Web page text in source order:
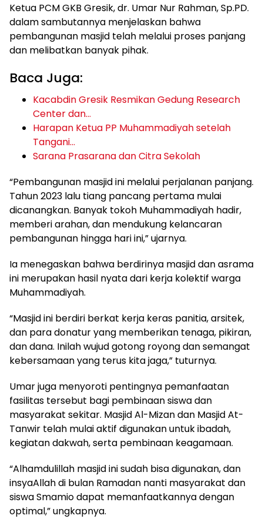
Ketua PCM GKB Gresik, dr. Umar Nur Rahman, Sp.PD.
dalam sambutannya menjelaskan bahwa
pembangunan masjid telah melalui proses panjang
dan melibatkan banyak pihak.
Baca Juga:
Kacabdin Gresik Resmikan Gedung Research
Center dan…
Harapan Ketua PP Muhammadiyah setelah
Tangani…
Sarana Prasarana dan Citra Sekolah
“Pembangunan masjid ini melalui perjalanan panjang.
Tahun 2023 lalu tiang pancang pertama mulai
dicanangkan. Banyak tokoh Muhammadiyah hadir,
memberi arahan, dan mendukung kelancaran
pembangunan hingga hari ini,” ujarnya.
Ia menegaskan bahwa berdirinya masjid dan asrama
ini merupakan hasil nyata dari kerja kolektif warga
Muhammadiyah.
“Masjid ini berdiri berkat kerja keras panitia, arsitek,
dan para donatur yang memberikan tenaga, pikiran,
dan dana. Inilah wujud gotong royong dan semangat
kebersamaan yang terus kita jaga,” tuturnya.
Umar juga menyoroti pentingnya pemanfaatan
fasilitas tersebut bagi pembinaan siswa dan
masyarakat sekitar. Masjid Al-Mizan dan Masjid At-
Tanwir telah mulai aktif digunakan untuk ibadah,
kegiatan dakwah, serta pembinaan keagamaan.
“Alhamdulillah masjid ini sudah bisa digunakan, dan
insyaAllah di bulan Ramadan nanti masyarakat dan
siswa Smamio dapat memanfaatkannya dengan
optimal,” ungkapnya.